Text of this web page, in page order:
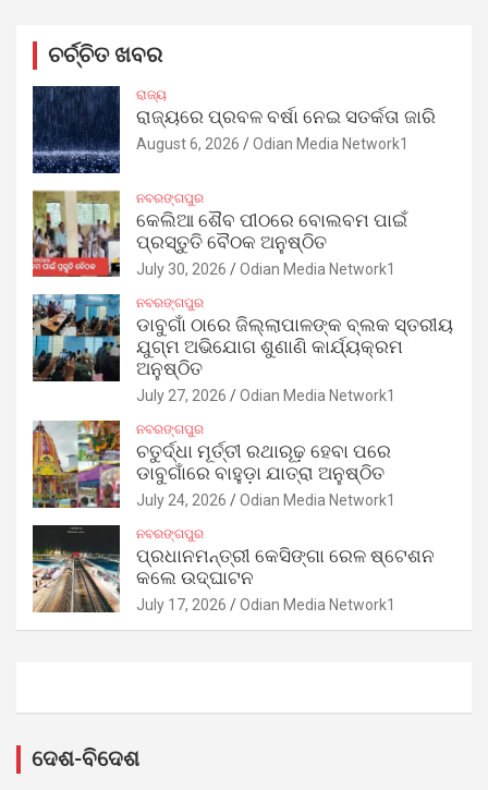
ଚର୍ଚ୍ଚିତ ଖବର
ରାଜ୍ୟ
ରାଜ୍ୟରେ ପ୍ରବଳ ବର୍ଷା ନେଇ ସତର୍କତା ଜାରି
August 6, 2026 Odian Media Network1
ନବରଙ୍ଗପୁର
କେଲିଆ ଶୈବ ପୀଠରେ ବୋଲବମ ପାଇଁ
ପ୍ରସ୍ତୁତି ବୈଠକ ଅନୁଷ୍ଠିତ
July 30, 2026 Odian Media Network1
ନବରଙ୍ଗପୁର
ଡାବୁଗାଁ ଠାରେ ଜିଲ୍ଲାପାଳଙ୍କ ବ୍ଲକ ସ୍ତରୀୟ
ଯୁଗ୍ମ ଅଭିଯୋଗ ଶୁଣାଣି କାର୍ଯ୍ୟକ୍ରମ
ଅନୁଷ୍ଠିତ
July 27, 2026 Odian Media Network1
ନବରଙ୍ଗପୁର
ଚତୁର୍ଦ୍ଧା ମୂର୍ତ୍ତୀ ରଥାରୂଢ଼ ହେବା ପରେ
ଡାବୁଗାଁରେ ବାହୁଡ଼ା ଯାତ୍ରା ଅନୁଷ୍ଠିତ
July 24, 2026 Odian Media Network1
ନବରଙ୍ଗପୁର
ପ୍ରଧାନମନ୍ତ୍ରୀ କେସିଙ୍ଗା ରେଳ ଷ୍ଟେଶନ
କଲେ ଉଦ୍‌ଘାଟନ
July 17, 2026 Odian Media Network1
ଦେଶ-ବିଦେଶ